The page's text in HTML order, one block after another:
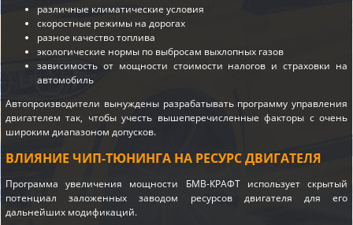
различные климатические условия
скоростные режимы на дорогах
разное качество топлива
экологические нормы по выбросам выхлопных газов
зависимость от мощности стоимости налогов и страховки на
автомобиль
Автопроизводители вынуждены разрабатывать программу управления
двигателем так, чтобы учесть вышеперечисленные факторы с очень
широким диапазоном допусков.
ВЛИЯНИЕ ЧИП-ТЮНИНГА НА РЕСУРС ДВИГАТЕЛЯ
Программа увеличения мощности БМВ-КРАФТ использует скрытый
потенциал заложенных заводом ресурсов двигателя для его
дальнейших модификаций.